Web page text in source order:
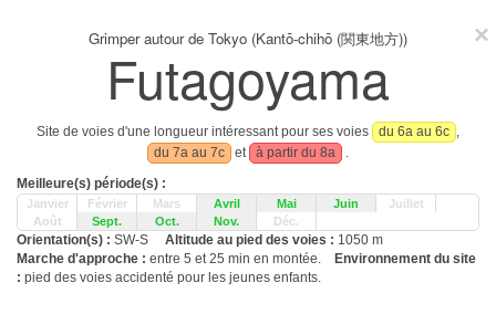
Grimper autour de Tokyo (Kantō-chihō (関東地方))
Futagoyama
Site de voies d'une longueur intéressant pour ses voies du 6a au 6c ,
du 7a au 7c
et à partir du 8a
.
Meilleure(s) période(s) :
Janvier Février Mars Avril Mai Juin
Juillet
Août
Sept. Oct. Nov. Déc.
Orientation(s) : SW-S Altitude au pied des voies : 1050 m
Marche d'approche : entre 5 et 25 min en montée.
Environnement du site
: pied des voies accidenté pour les jeunes enfants.